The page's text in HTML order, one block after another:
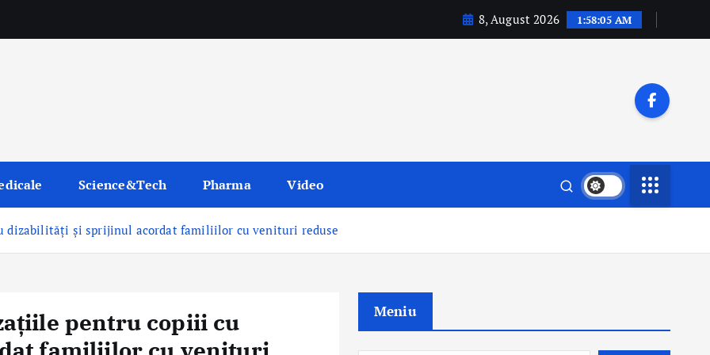
8, August 2026 1:58:06 AM
Science&Tech Pharma Video
dizabilități și sprijinul acordat familiilor cu venituri reduse
pentru copiii cu
Meniu